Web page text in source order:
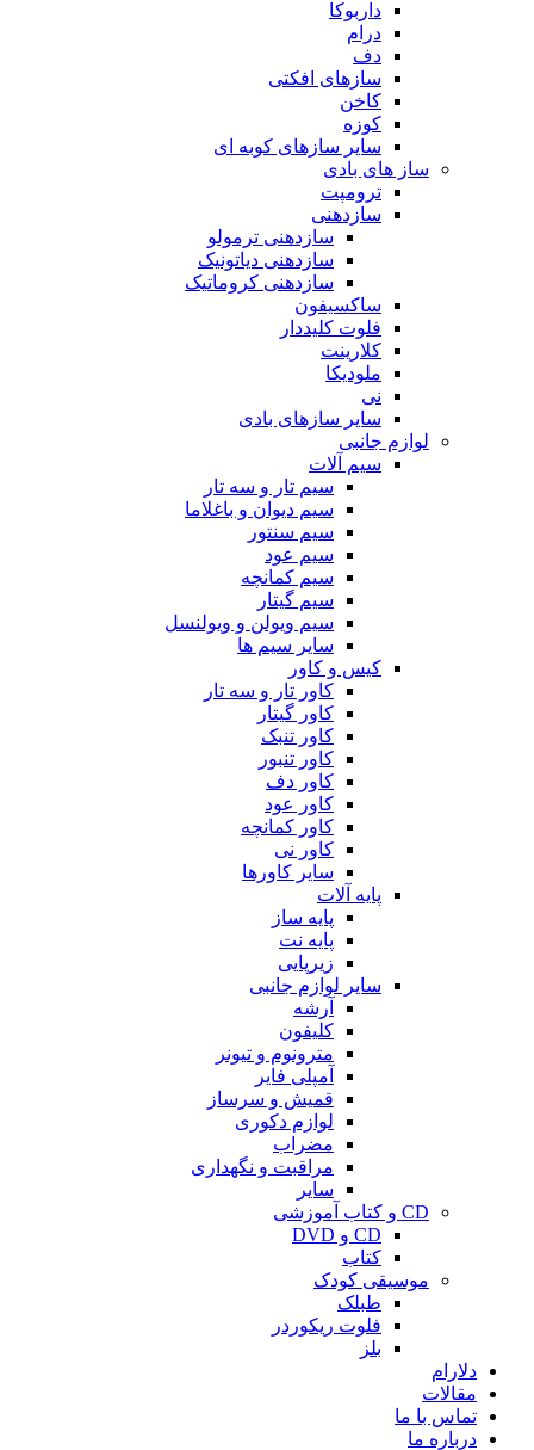
داربوکا
درام
دف
سازهای افکتی
کاخن
کوزه
سایر سازهای کوبه ای
ساز های بادی
ترومپت
سازدهنی
سازدهنی ترمولو
سازدهنی دیاتونیک
سازدهنی کروماتیک
ساکسیفون
فلوت کلیددار
کلارینت
ملودیکا
نی
سایر سازهای بادی
لوازم جانبی
سیم آلات
سیم تار و سه تار
سیم دیوان و باغلاما
سیم سنتور
سیم عود
سیم کمانچه
سیم گیتار
سیم ویولن و ویولنسل
سایر سیم ها
کیس و کاور
کاور تار و سه تار
کاور گیتار
کاور تنبک
کاور تنبور
کاور دف
کاور عود
کاور کمانچه
کاور نی
سایر کاورها
پایه آلات
پایه ساز
پایه نت
زیرپایی
سایر لوازم جانبی
آرشه
کلیفون
مترونوم و تیونر
آمپلی فایر
قمیش و سرساز
لوازم دکوری
مضراب
مراقبت و نگهداری
سایر
CD و کتاب آموزشی
CD و DVD
کتاب
موسیقی کودک
طبلک
فلوت ریکوردر
بلز
دلارام
مقالات
تماس با ما
درباره ما